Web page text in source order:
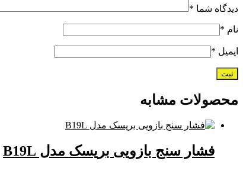
دیدگاه شما *
نام *
ایمیل *
محصولات مشابه
فشار سنج بازویی بریسک مدل B19L